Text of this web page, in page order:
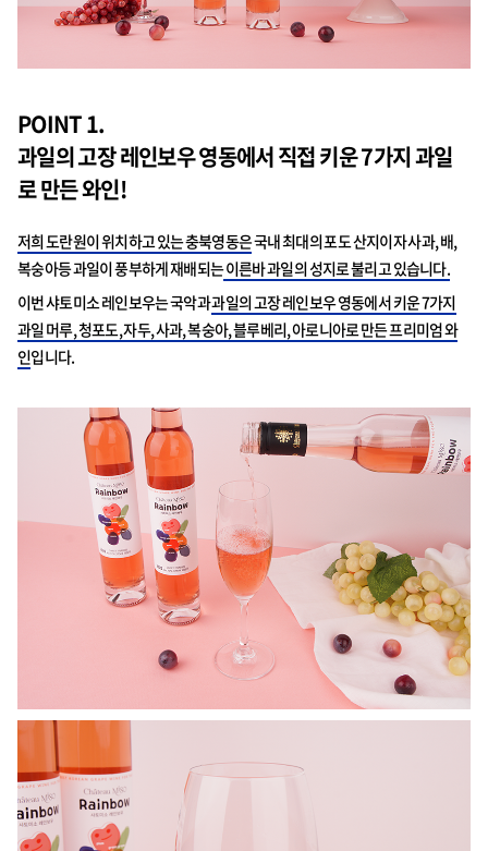
POINT 1.
과일의 고장 레인보우 영동에서 직접 키운 7가지 과일
로 만든 와인!
저희 도란원이 위치하고 있는 충북영동은국내 최대의 포도 산지이자 사과, 배,
복숭아등 과일이 풍부하게 재배되는이른바 과일의 성지로 불리고 있습니다.
이번 샤토미소 레인보우는 국악과과일의 고장 레인보우 영동에서 키운 7가지
과일 머루, 청포도, 자두, 사과, 복숭아, 블루베리, 아로니아로 만든 프리미엄 와
인입니다.